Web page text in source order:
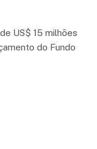
US$ 15 milhões
do Fundo